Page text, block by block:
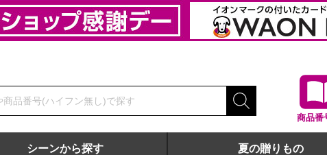
商品番
シーンから探す 夏の贈りもの